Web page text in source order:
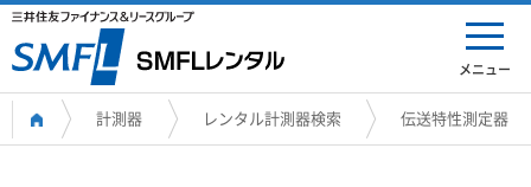
メニュー
計測器 レンタル計測器検索 伝送特性測定器